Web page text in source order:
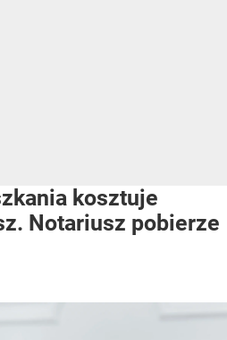
kosztuje
Notariusz pobierze